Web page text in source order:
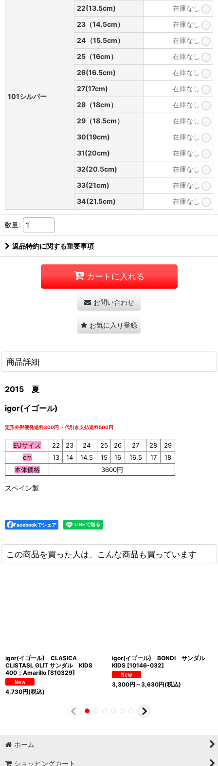
101シルバー
22(13.5cm)
在庫なし
23（14.5cm）
在庫なし
24（15.5cm）
在庫なし
25（16cm）
在庫なし
26(16.5cm)
在庫なし
27(17cm)
在庫なし
28（18cm）
在庫なし
29（18.5cm）
在庫なし
30(19cm)
在庫なし
31(20cm)
在庫なし
32(20.5cm)
在庫なし
33(21cm)
在庫なし
34(21.5cm)
在庫なし
数量:
返品特約に関する重要事項
カートに入れる
お問い合わせ
お気に入り登録
商品詳細
2015 夏
igor(イゴール)
定形外郵便発送料300円 ・ 代引き支払送料500円
EUサイズ 22 23 24 25 26 27 28
29
cm
13 14 14.5 15 16 16.5 17
18
本体価格
3600円
スペイン製
Facebookでシェア
この商品を買った人は、こんな商品も買っています
igor(イゴール) CLASICA
CLISTASL GLIT サンダル KIDS
400；Amarillo [S10329]
4,730円(税込)
igor(イゴール) BONDI サンダル
KIDS [10146-032]
3,300円 ～3,630円(税込)
ホーム
ショッピングカート